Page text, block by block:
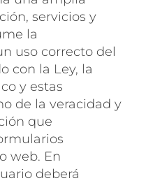
servicios y
la
uso correcto del
con la Ley, la
y estas
de la veracidad y
que
web. En
deberá